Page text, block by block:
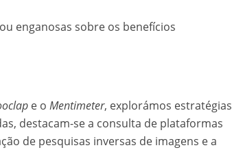
enganosas sobre os benefícios
e o Mentimeter, explorámos estratégias
destacam-se a consulta de plataformas
de pesquisas inversas de imagens e a